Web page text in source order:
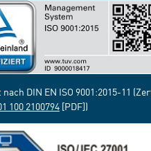
DIN EN ISO 9001:2015-11
100 2100794 [PDF])